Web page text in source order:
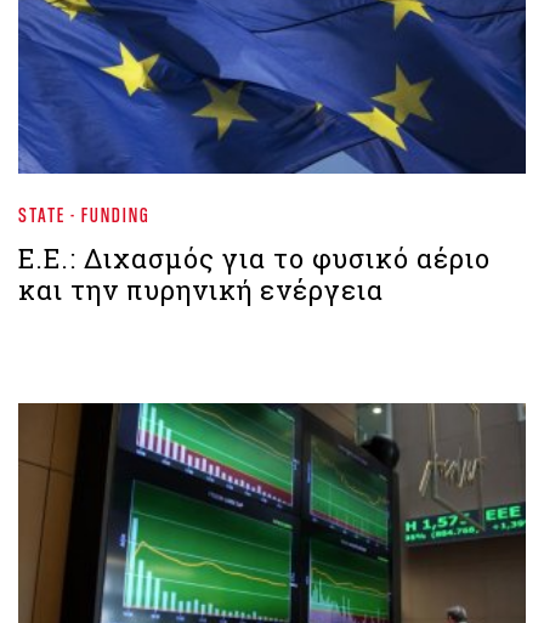
STATE - FUNDING
Ε.Ε.: Διχασμός για το φυσικό αέριο
και την πυρηνική ενέργεια